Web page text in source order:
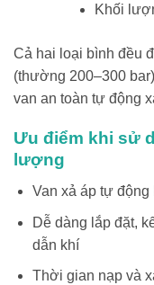
Khối
Cả hai loại bình đều
(thường 200–300
van an toàn tự động
Ưu điểm khi sử
lượng
Van xả áp tự động
Dễ dàng lắp đặt,
dẫn khí
Thời gian nạp và